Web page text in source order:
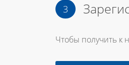
Чтобы получить к